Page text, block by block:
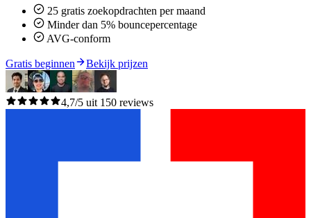
25 gratis zoekopdrachten per maand
Minder dan 5% bouncepercentage
AVG-conform
Gratis beginnen Bekijk prijzen
4,7/5 uit 150 reviews